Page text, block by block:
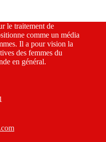
le traitement de
comme un média
Il a pour vision la
des femmes du
en général.